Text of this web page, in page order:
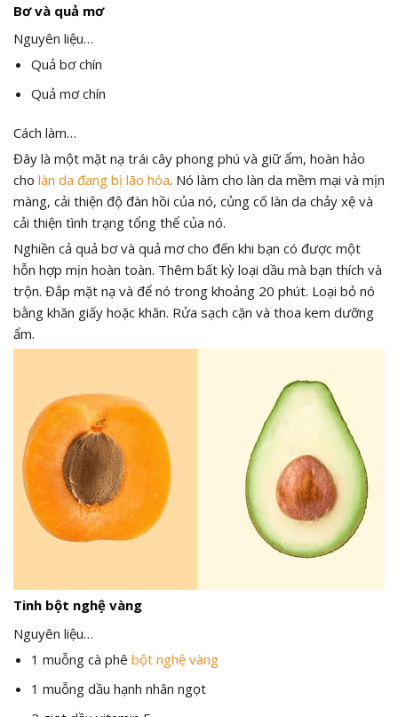
Bơ và quả mơ
Nguyên liệu…
Quả bơ chín
Quả mơ chín
Cách làm…
Đây là một mặt nạ trái cây phong phú và giữ ẩm, hoàn hảo
cho làn da đang bị lão hóa. Nó làm cho làn da mềm mại và mịn
màng, cải thiện độ đàn hồi của nó, củng cố làn da chảy xệ và
cải thiện tình trạng tổng thể của nó.
Nghiền cả quả bơ và quả mơ cho đến khi bạn có được một
hỗn hợp mịn hoàn toàn. Thêm bất kỳ loại dầu mà bạn thích và
trộn. Đắp mặt nạ và để nó trong khoảng 20 phút. Loại bỏ nó
bằng khăn giấy hoặc khăn. Rửa sạch cặn và thoa kem dưỡng
ẩm.
Tinh bột nghệ vàng
Nguyên liệu…
1 muỗng cà phê bột nghệ vàng
1 muỗng dầu hạnh nhân ngọt